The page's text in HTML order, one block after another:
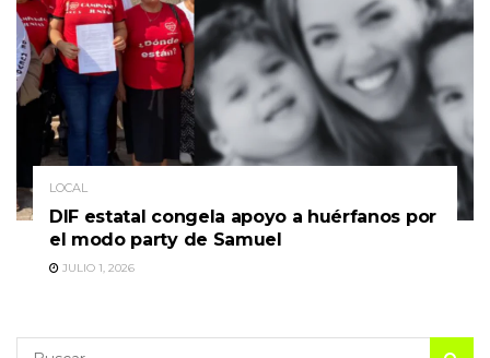
LOCAL
DIF estatal congela apoyo a huérfanos por
el modo party de Samuel
JULIO 1, 2026